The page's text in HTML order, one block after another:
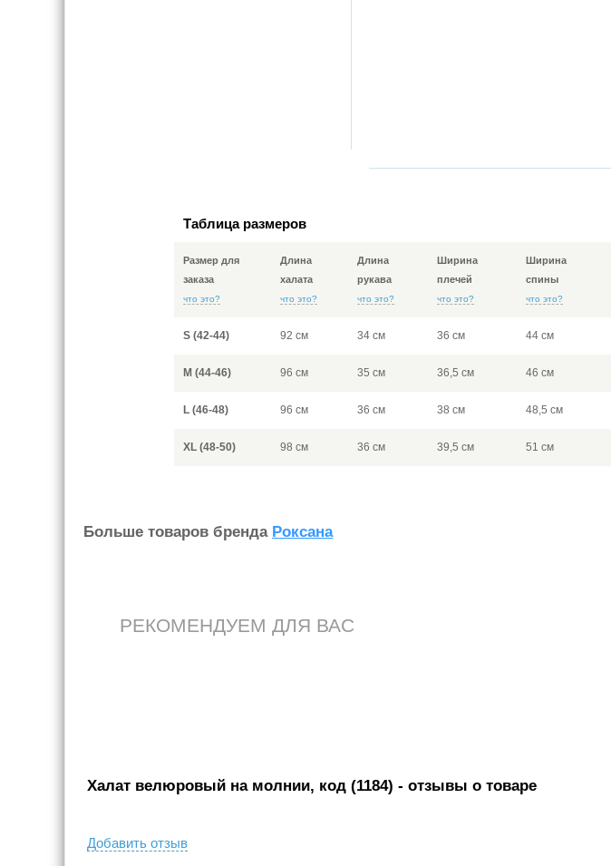
Таблица размеров
Размер для
заказа
что это?
Длина
халата
что это?
Длина
рукава
что это?
Ширина
плечей
что это?
Ширина
спины
что это?
S (42-44) 92 см 34 см 36 см 44 см
M (44-46) 96 см 35 см 36,5 см 46 см
L (46-48) 96 см 36 см 38 см 48,5 см
XL (48-50) 98 см 36 см 39,5 см 51 см
Больше товаров бренда Роксана
РЕКОМЕНДУЕМ ДЛЯ ВАС
Халат велюровый на молнии, код (1184) - отзывы о товаре
Добавить отзыв